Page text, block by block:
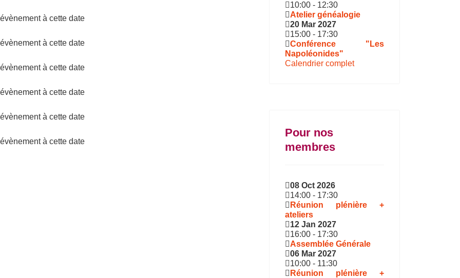
à cette date
à cette date
à cette date
à cette date
à cette date
à cette date
10:00 - 12:30
Atelier généalogie
20 Mar 2027
15:00 - 17:30
Conférence "Les
Napoléonides"
Calendrier complet
Pour nos
membres
08 Oct 2026
14:00 - 17:30
Réunion plénière +
ateliers
12 Jan 2027
16:00 - 17:30
Assemblée Générale
06 Mar 2027
10:00 - 11:30
Réunion plénière +